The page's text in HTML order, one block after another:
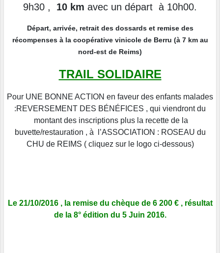
9h30 ,
10 km avec un départ à 10h00.
Départ, arrivée, retrait des dossards et remise des
récompenses à la coopérative vinicole de Berru (à 7 km au
nord-est de Reims)
TRAIL SOLIDAIRE
Pour UNE BONNE ACTION en faveur des enfants malades
:REVERSEMENT DES BÉNÉFICES , qui viendront du
montant des inscriptions plus la recette de la
buvette/restauration , à l’ASSOCIATION : ROSEAU du
CHU de REIMS ( cliquez sur le logo ci-dessous)
Le 21/10/2016 , la remise du chèque de 6 200 € , résultat
de la 8° édition du 5 Juin 2016.